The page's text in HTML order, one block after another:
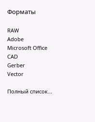
Форматы
RAW
Adobe
Microsoft Office
CAD
Gerber
Vector
Полный список...